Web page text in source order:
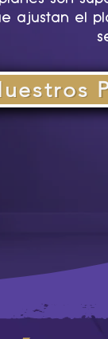
ajustan el